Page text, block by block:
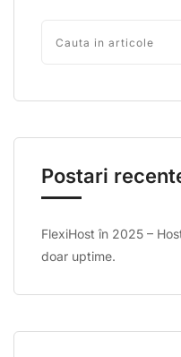
Postari
FlexiHost în 2025 –
doar uptime.